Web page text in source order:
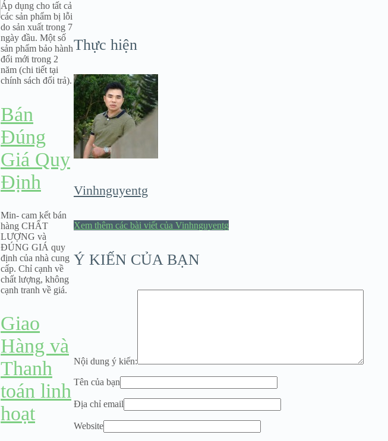
Thực hiện
Vinhnguyentg
Xem thêm các bài viết của Vinhnguyentg
Ý KIẾN CỦA BẠN
Nội dung ý kiến:
Tên của bạn
Địa chỉ email
Website
Áp dụng cho tất cả
các sản phẩm bị lỗi
do sản xuất trong 7
ngày đầu. Một số
sản phẩm bảo hành
đổi mới trong 2
năm (chi tiết tại
chính sách đổi trả).
Bán
Đúng
Giá Quy
Định
Min- cam kết bán
hàng CHẤT
LƯỢNG và
ĐÚNG GIÁ quy
định của nhà cung
cấp. Chỉ cạnh về
chất lượng, không
cạnh tranh về giá.
Giao
Hàng và
Thanh
toán linh
hoạt